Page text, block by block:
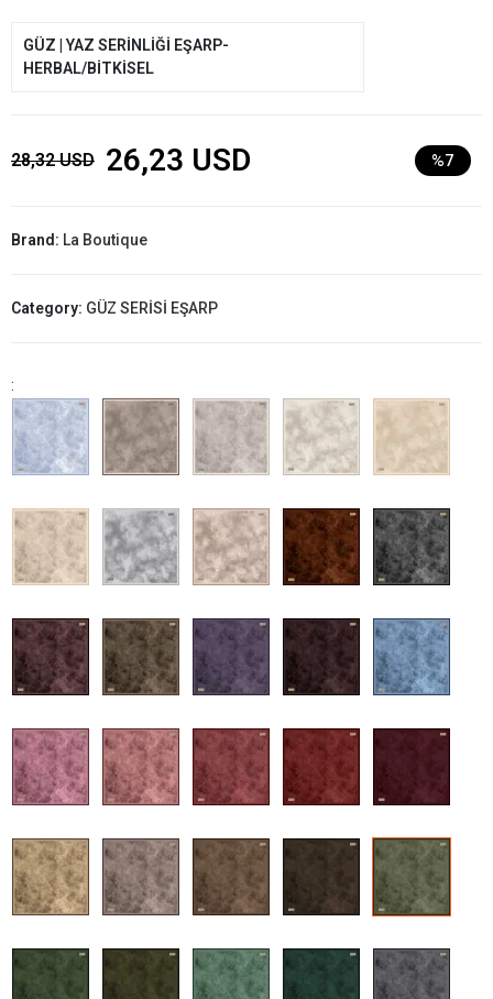
GÜZ | YAZ SERİNLİĞİ EŞARP-
HERBAL/BİTKİSEL
28,32 USD 26,23 USD %7
Brand: La Boutique
Category: GÜZ SERİSİ EŞARP
: